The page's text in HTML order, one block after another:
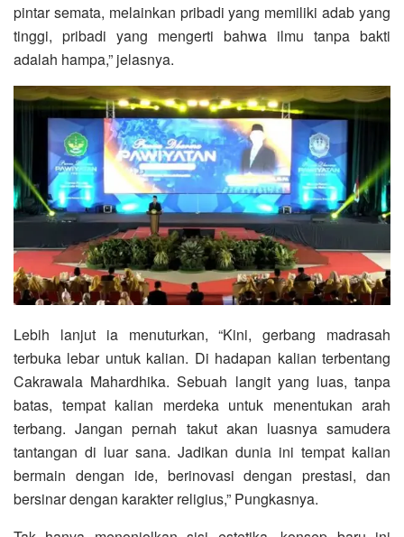
pintar semata, melainkan pribadi yang memiliki adab yang
tinggi, pribadi yang mengerti bahwa ilmu tanpa bakti
adalah hampa,” jelasnya.
Lebih lanjut ia menuturkan, “Kini, gerbang madrasah
terbuka lebar untuk kalian. Di hadapan kalian terbentang
Cakrawala Mahardhika. Sebuah langit yang luas, tanpa
batas, tempat kalian merdeka untuk menentukan arah
terbang. Jangan pernah takut akan luasnya samudera
tantangan di luar sana. Jadikan dunia ini tempat kalian
bermain dengan ide, berinovasi dengan prestasi, dan
bersinar dengan karakter religius,” Pungkasnya.